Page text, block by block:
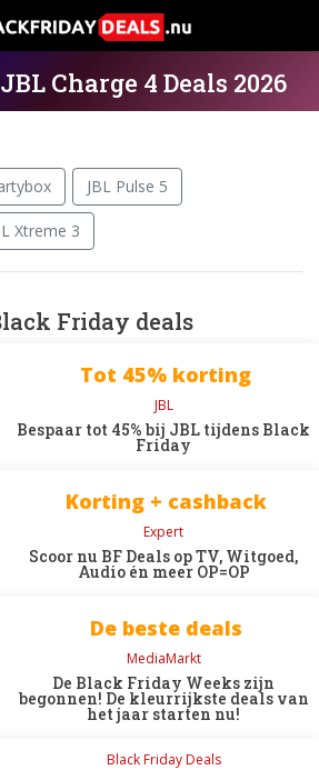
Charge 4 Deals 2026
JBL Pulse 5
Xtreme 3
Friday deals
Tot 45% korting
JBL
Bespaar tot 45% bij JBL tijdens Black
Friday
Korting + cashback
Expert
Scoor nu BF Deals op TV, Witgoed,
Audio én meer OP=OP
De beste deals
MediaMarkt
De Black Friday Weeks zijn
begonnen! De kleurrijkste deals van
het jaar starten nu!
Black Friday Deals